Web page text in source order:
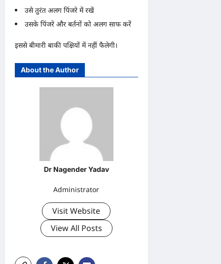
उसे तुरंत अलग पिंजरे में रखें
उसके पिंजरे और बर्तनों को अलग साफ करें
इससे बीमारी बाकी पक्षियों में नहीं फैलेगी।
About the Author
Dr Nagender Yadav
Administrator
Visit Website
View All Posts